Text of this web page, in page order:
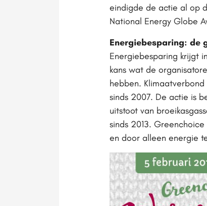
eindigde de actie al op
National Energy Globe
Energiebesparing: de
Energiebesparing krijgt
kans wat de
hebben.
sinds 2007. De actie is
uitstoot van
sinds 2013.
en door alleen energie